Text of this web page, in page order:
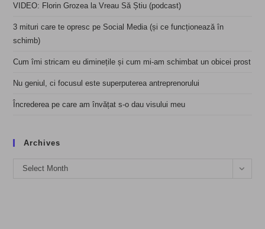
VIDEO: Florin Grozea la Vreau Să Știu (podcast)
3 mituri care te opresc pe Social Media (și ce funcționează în
schimb)
Cum îmi stricam eu diminețile și cum mi-am schimbat un obicei prost
Nu geniul, ci focusul este superputerea antreprenorului
Încrederea pe care am învățat s-o dau visului meu
Archives
Archives
Select Month